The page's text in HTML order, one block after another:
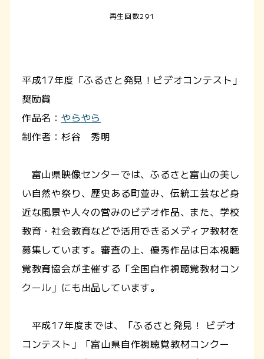
再生回数291
平成17年度「ふるさと発見！ビデオコンテスト」
奨励賞
作品名： やらやら
制作者：杉谷 秀明
富山県映像センターでは、ふるさと富山の美し
い自然や祭り、歴史ある町並み、伝統工芸など身
近な風景や人々の営みのビデオ作品、また、学校
教育・社会教育などで活用できるメディア教材を
募集しています。審査の上、優秀作品は日本視聴
覚教育協会が主催する「全国自作視聴覚教材コン
クール」にも出品しています。
平成17年度までは、「ふるさと発見！ ビデオ
コンテスト」「富山県自作視聴覚教材コンクー